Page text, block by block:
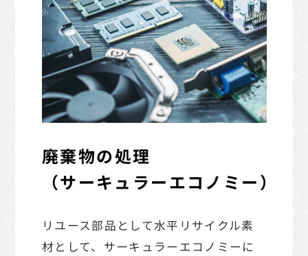
廃棄物の処理
（サーキュラーエコノミー）
リユース部品として水平リサイクル素
材として、 サーキュラーエコノミーに